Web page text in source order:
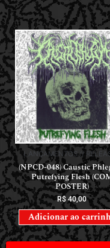
LANÇAMENTOS //
(NPCD-048) Caustic
Putrefying Flesh
POSTER)
R$ 40,00
Adicionar ao